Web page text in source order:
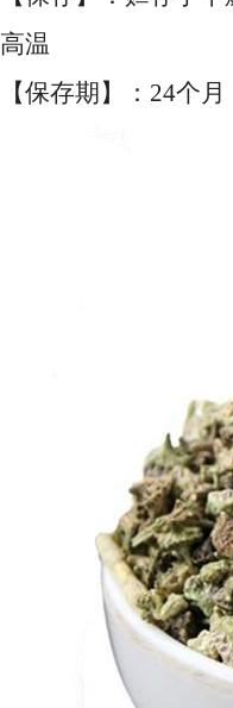
高温
【保存期】：24个月